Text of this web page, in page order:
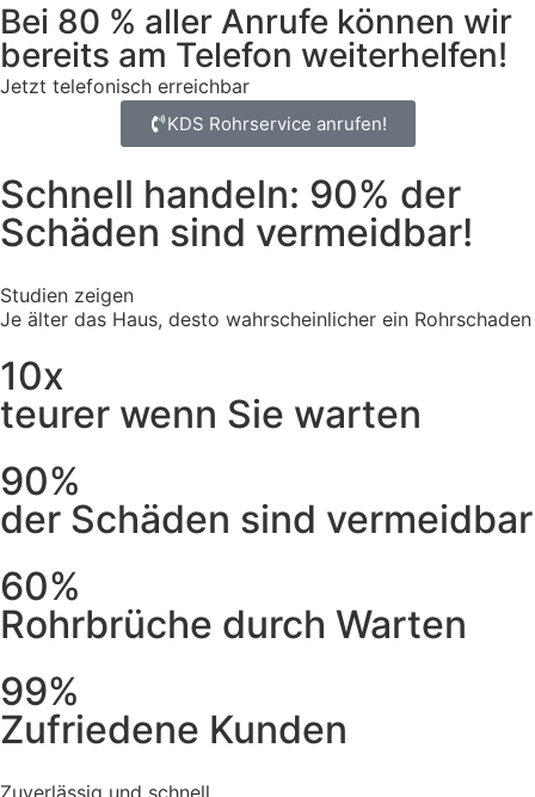
Bei 80 % aller Anrufe können wir
bereits am Telefon weiterhelfen!
Jetzt telefonisch erreichbar
KDS Rohrservice anrufen!
Schnell handeln: 90% der
Schäden sind vermeidbar!
Studien zeigen
Je älter das Haus, desto wahrscheinlicher ein Rohrschaden
10x
teurer wenn Sie warten
90%
der Schäden sind vermeidbar
60%
Rohrbrüche durch Warten
99%
Zufriedene Kunden